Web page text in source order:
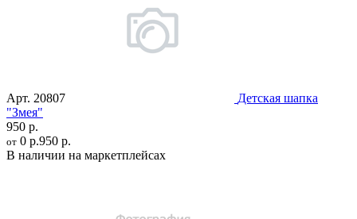
Арт. 20807
Детская шапка
"Змея"
950 р.
от 0 р.950 р.
В наличии на маркетплейсах